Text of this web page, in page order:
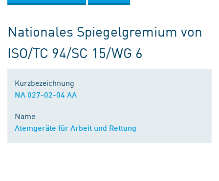
Nationales Spiegelgremium von
ISO/TC 94/SC 15/WG 6
Kurzbezeichnung
NA 027-02-04 AA
Name
Atemgeräte für Arbeit und Rettung